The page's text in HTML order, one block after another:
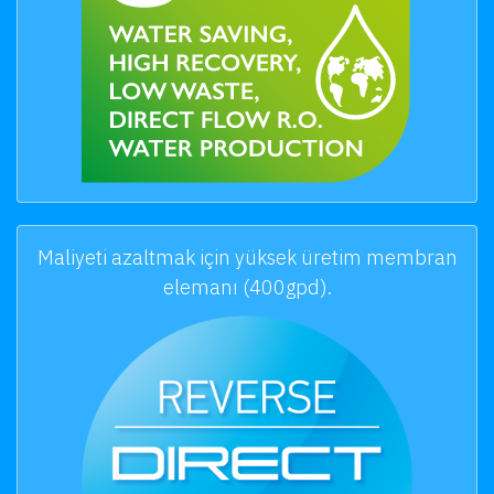
Maliyeti azaltmak için yüksek üretim membran
elemanı (400gpd).